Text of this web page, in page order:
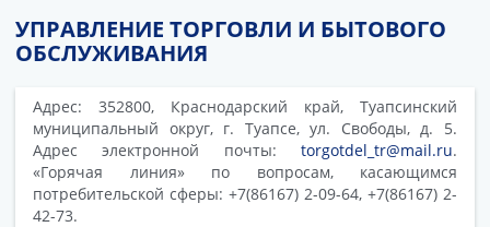
Муниципальные закупки
Муниципальное имущество
Публичные слушания и общественные обсуждения
УПРАВЛЕНИЕ ТОРГОВЛИ И БЫТОВОГО
ОБСЛУЖИВАНИЯ
Адрес: 352800, Краснодарский край, Туапсинский
муниципальный округ, г. Туапсе, ул. Свободы, д. 5.
Адрес электронной почты: torgotdel_tr@mail.ru.
«Горячая линия» по вопросам, касающимся
потребительской сферы: +7(86167) 2-09-64, +7(86167) 2-
42-73.